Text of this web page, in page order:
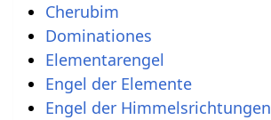
Cherubim
Dominationes
Elementarengel
Engel der Elemente
Engel der Himmelsrichtungen